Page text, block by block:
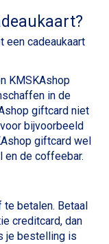
een cadeaukaart
KMSKAshop
in de
giftcard niet
bijvoorbeeld
giftcard wel
en de coffeebar.
betalen. Betaal
creditcard, dan
je bestelling is